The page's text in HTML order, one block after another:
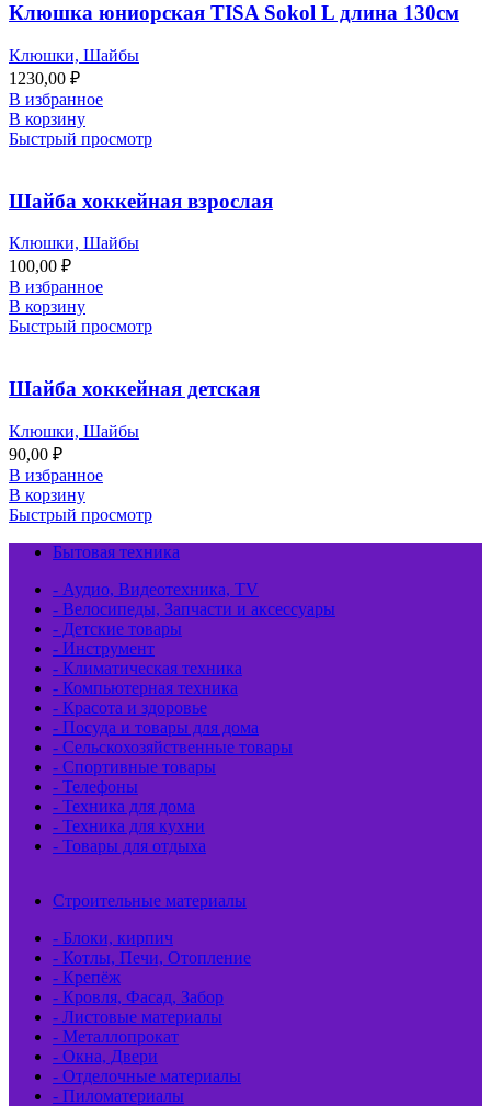
Клюшка юниорская TISA Sokol L длина 130см
Клюшки, Шайбы
1230,00 ₽
В избранное
В корзину
Быстрый просмотр
Шайба хоккейная взрослая
Клюшки, Шайбы
100,00 ₽
В избранное
В корзину
Быстрый просмотр
Шайба хоккейная детская
Клюшки, Шайбы
90,00 ₽
В избранное
В корзину
Быстрый просмотр
Бытовая техника
- Аудио, Видеотехника, TV
- Велосипеды, Запчасти и аксессуары
- Детские товары
- Инструмент
- Климатическая техника
- Компьютерная техника
- Красота и здоровье
- Посуда и товары для дома
- Сельскохозяйственные товары
- Спортивные товары
- Телефоны
- Техника для дома
- Техника для кухни
- Товары для отдыха
Строительные материалы
- Блоки, кирпич
- Котлы, Печи, Отопление
- Крепёж
- Кровля, Фасад, Забор
- Листовые материалы
- Металлопрокат
- Окна, Двери
- Отделочные материалы
- Пиломатериалы